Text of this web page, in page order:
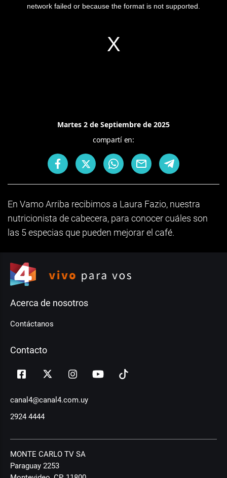
network failed or because the format is not supported.
Martes 2 de Septiembre de 2025
compartí en:
En Vamo Arriba recibimos a Laura Fazio, nuestra
nutricionista de cabecera, para conocer cuáles son
las 5 especias que pueden mejorar el café.
Acerca de nosotros
Contáctanos
Contacto
canal4@canal4.com.uy
2924 4444
MONTE CARLO TV SA
Paraguay 2253